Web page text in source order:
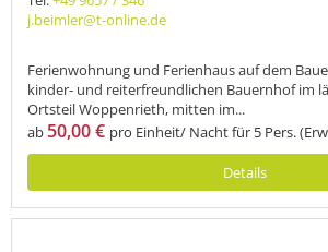
j.beimler@t-online.de
Ferienwohnung und Ferienhaus auf dem
kinder- und reiterfreundlichen Bauernhof im
Ortsteil Woppenrieth, mitten im...
ab 50,00 € pro Einheit/ Nacht für 5 Pers.
Details